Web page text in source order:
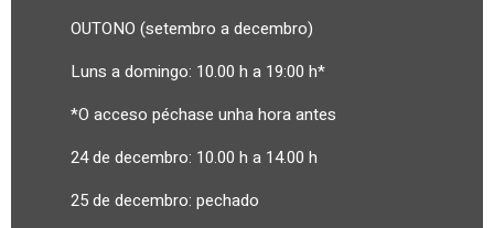
OUTONO (setembro a decembro)
Luns a domingo: 10.00 h a 19:00 h*
*O acceso péchase unha hora antes
24 de decembro: 10.00 h a 14.00 h
25 de decembro: pechado